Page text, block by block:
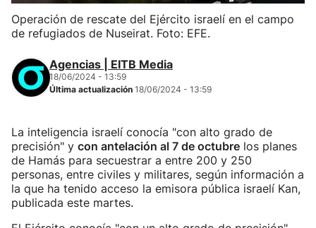
Operación de rescate del Ejército israelí en el campo
de refugiados de Nuseirat. Foto: EFE.
Agencias | EITB Media
18/06/2024 - 13:59
Última actualización 18/06/2024 - 13:59
La inteligencia israelí conocía "con alto grado de
precisión" y con antelación al 7 de octubre los planes
de Hamás para secuestrar a entre 200 y 250
personas, entre civiles y militares, según información a
la que ha tenido acceso la emisora pública israelí Kan,
publicada este martes.